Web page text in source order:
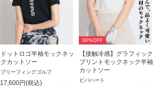
ドットロゴ半袖モックネッ
クカットソー
ブリーフィングゴルフ
17,600円(税込)
30%OFF
【接触冷感】グラフィック
プリントモックネック半袖
カットソー
ビバハート